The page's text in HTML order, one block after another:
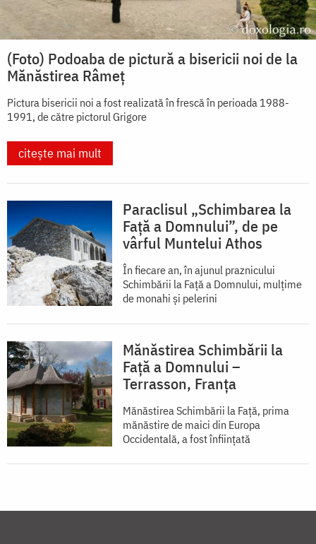
(Foto) Podoaba de pictură a bisericii noi de la
Mănăstirea Râmeț
Pictura bisericii noi a fost realizată în frescă în perioada 1988-
1991, de către pictorul Grigore
citește mai mult
Paraclisul „Schimbarea la
Față a Domnului”, de pe
vârful Muntelui Athos
În fiecare an, în ajunul praznicului
Schimbării la Faţă a Domnului, mulţime
de monahi şi pelerini
Mănăstirea Schimbării la
Față a Domnului –
Terrasson, Franţa
Mănăstirea Schimbării la Față, prima
mănăstire de maici din Europa
Occidentală, a fost înființată